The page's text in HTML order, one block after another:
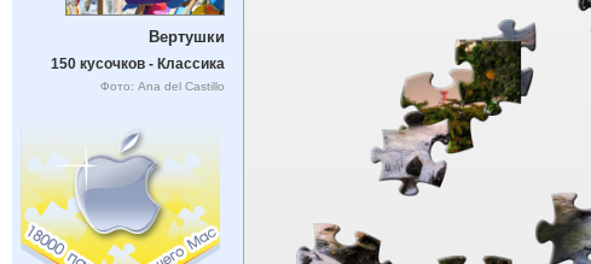
Вертушки
150 кусочков - Классика
Фото: Ana del Castillo